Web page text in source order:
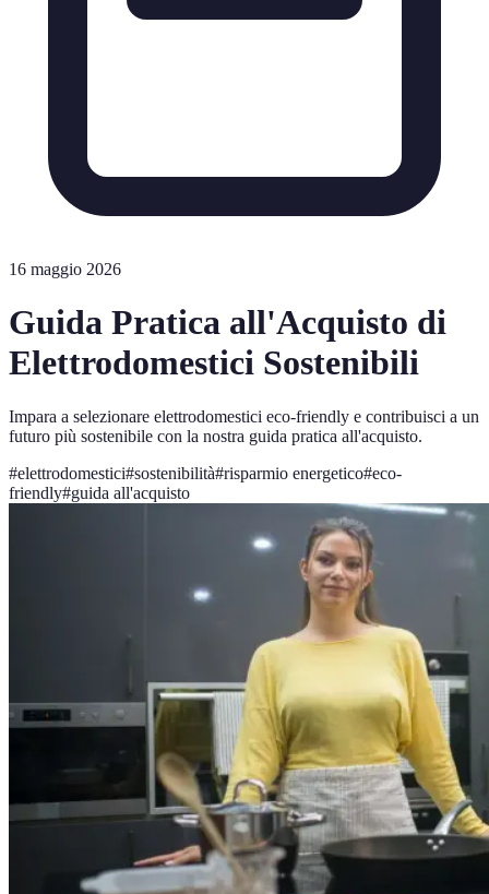
16 maggio 2026
Guida Pratica all'Acquisto di
Elettrodomestici Sostenibili
Impara a selezionare elettrodomestici eco-friendly e contribuisci a un
futuro più sostenibile con la nostra guida pratica all'acquisto.
#elettrodomestici#sostenibilità#risparmio energetico#eco-
friendly#guida all'acquisto